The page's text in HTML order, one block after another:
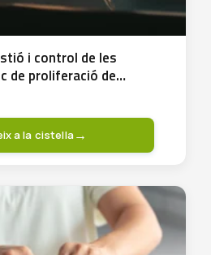
i control de les
de proliferació de
a la cistella